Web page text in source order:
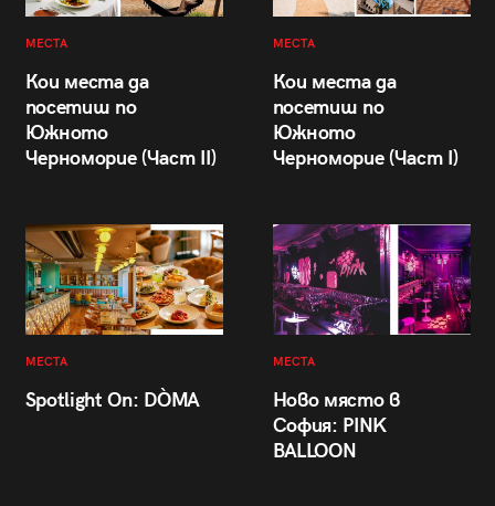
МЕСТА
Кои места да
посетиш по
Южното
Черноморие (Част II)
МЕСТА
Кои места да
посетиш по
Южното
Черноморие (Част I)
МЕСТА
Spotlight On: DÒMA
МЕСТА
Ново място в
София: PINK
BALLOON